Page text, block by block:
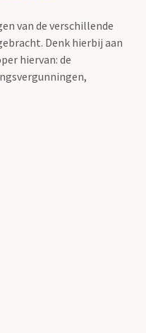
van de verschillende
Denk hierbij aan
hiervan: de